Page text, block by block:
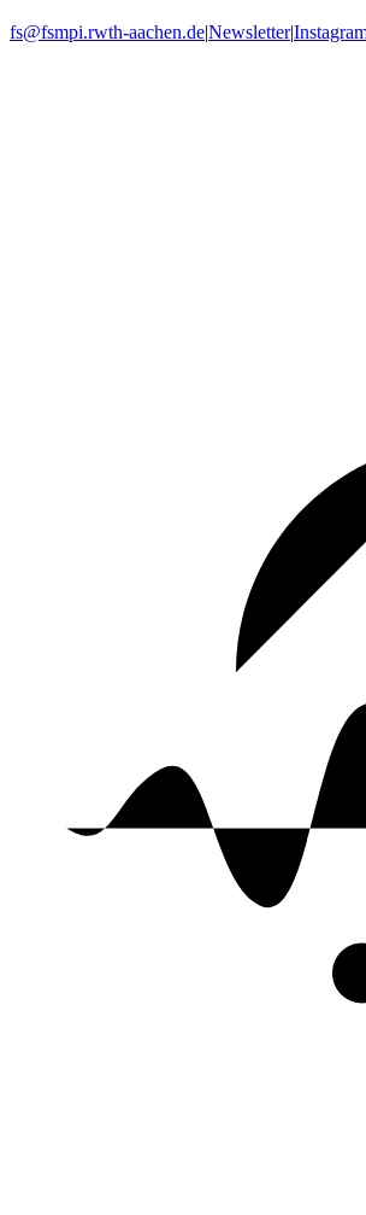
fs@fsmpi.rwth-aachen.de|Newsletter|